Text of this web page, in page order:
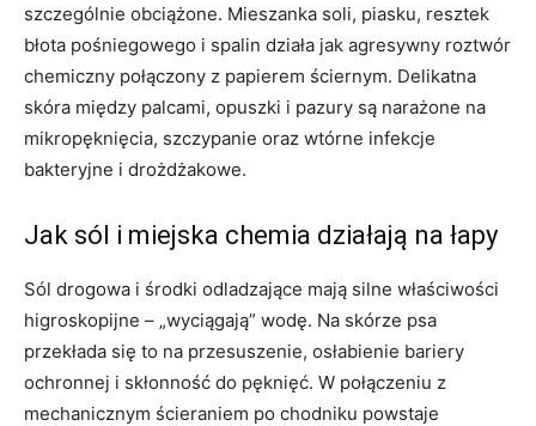
szczególnie obciążone. Mieszanka soli, piasku, resztek
błota pośniegowego i spalin działa jak agresywny roztwór
chemiczny połączony z papierem ściernym. Delikatna
skóra między palcami, opuszki i pazury są narażone na
mikropęknięcia, szczypanie oraz wtórne infekcje
bakteryjne i drożdżakowe.
Jak sól i miejska chemia działają na łapy
Sól drogowa i środki odladzające mają silne właściwości
higroskopijne – „wyciągają” wodę. Na skórze psa
przekłada się to na przesuszenie, osłabienie bariery
ochronnej i skłonność do pęknięć. W połączeniu z
mechanicznym ścieraniem po chodniku powstaje